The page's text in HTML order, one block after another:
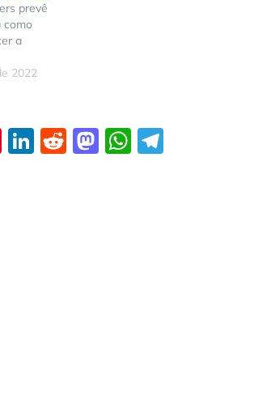
prevê
como
a
2022
Pinterest
LinkedIn
Reddit
Mastodon